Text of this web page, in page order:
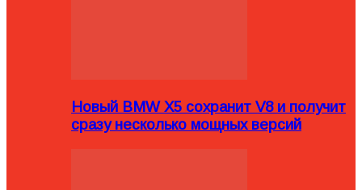
Новый BMW X5 сохранит V8 и получит
сразу несколько мощных версий